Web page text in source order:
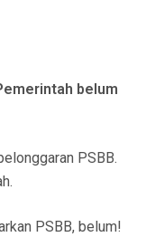
belum
PSBB.
PSBB, belum!